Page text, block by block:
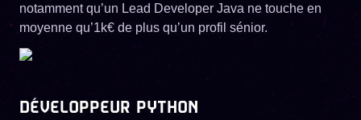
notamment qu’un Lead Developer Java ne touche en
moyenne qu’1k€ de plus qu’un profil sénior.
DÉVELOPPEUR PYTHON